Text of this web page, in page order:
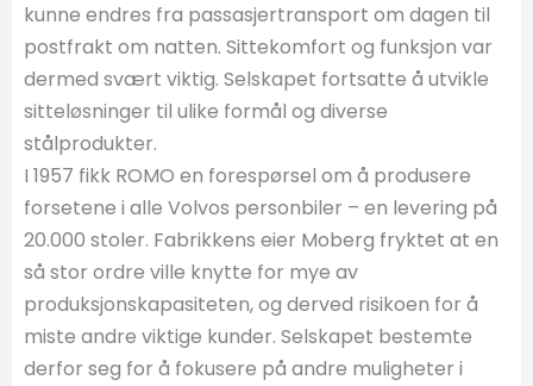
kunne endres fra passasjertransport om dagen til
postfrakt om natten. Sittekomfort og funksjon var
dermed svært viktig. Selskapet fortsatte å utvikle
sitteløsninger til ulike formål og diverse
stålprodukter.
I 1957 fikk ROMO en forespørsel om å produsere
forsetene i alle Volvos personbiler – en levering på
20.000 stoler. Fabrikkens eier Moberg fryktet at en
så stor ordre ville knytte for mye av
produksjonskapasiteten, og derved risikoen for å
miste andre viktige kunder. Selskapet bestemte
derfor seg for å fokusere på andre muligheter i